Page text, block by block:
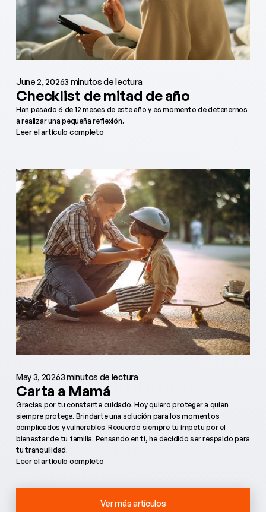
June 2, 20263 minutos de lectura
Checklist de mitad de año
Han pasado 6 de 12 meses de este año y es momento de detenernos
a realizar una pequeña reflexión.
Leer el artículo completo
May 3, 20263 minutos de lectura
Carta a Mamá
Gracias por tu constante cuidado. Hoy quiero proteger a quien
siempre protege. Brindarte una solución para los momentos
complicados y vulnerables. Recuerdo siempre tu ímpetu por el
bienestar de tu familia. Pensando en ti, he decidido ser respaldo para
tu tranquilidad.
Leer el artículo completo
Ver más artículos